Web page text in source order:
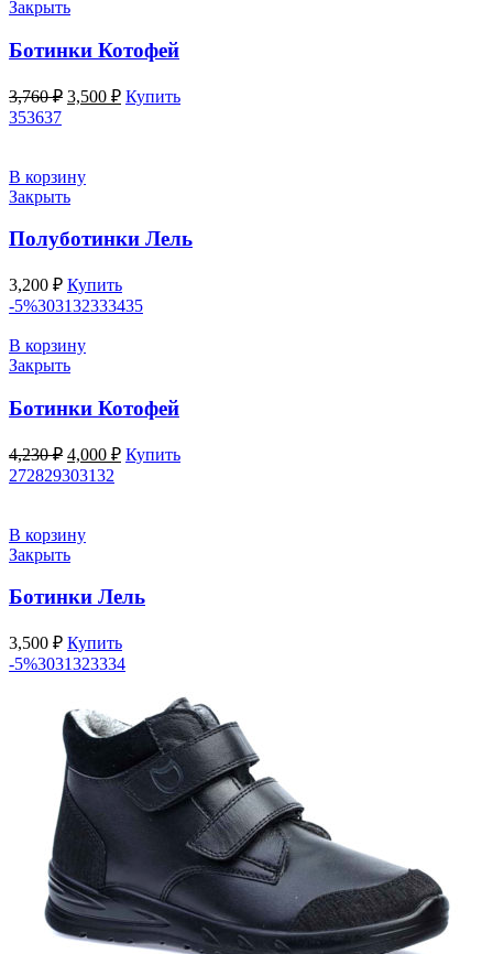
Закрыть
Ботинки Котофей
3,760₽ Первоначальная
3,500 ₽Текущая
цена:
Купить
353637
В корзину
Закрыть
Полуботинки Лель
3,200 ₽ Купить
-5%303132333435
В корзину
Закрыть
Ботинки Котофей
4,230₽ Первоначальная
цена
составляла
4,000 ₽Текущая
цена:
Купить
272829303132
В корзину
Закрыть
Ботинки Лель
3,500 ₽ Купить
-5%3031323334